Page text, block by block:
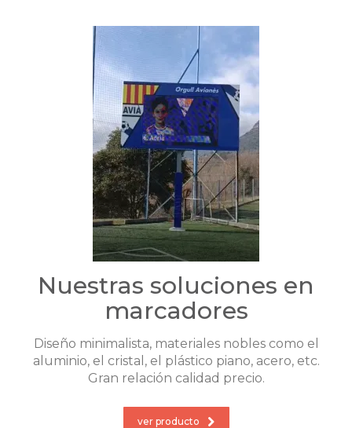
Nuestras soluciones en
marcadores
Diseño minimalista, materiales nobles como el
aluminio, el cristal, el plástico piano, acero, etc.
Gran relación calidad precio.
ver producto